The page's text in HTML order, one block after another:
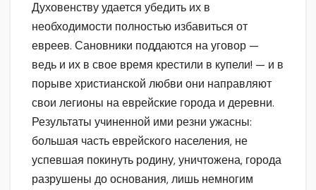
Духовенству удается убедить их в
необходимости полностью избавиться от
евреев. Сановники поддаются на уговор —
ведь и их в свое время крестили в купели! — и в
порыве христианской любви они направляют
свои легионы на еврейские города и деревни.
Результаты учиненной ими резни ужасны:
большая часть еврейского населения, не
успевшая покинуть родину, уничтожена, города
разрушены до основания, лишь немногим